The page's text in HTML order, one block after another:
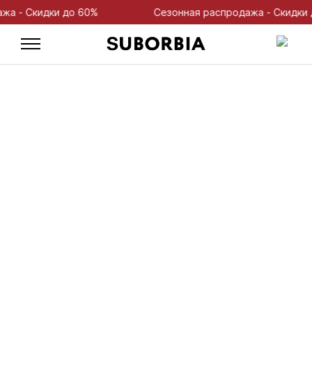
Скидки до 60% Сезонная распродажа - Скидки до